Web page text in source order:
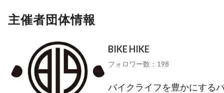
主催者団体情報
BIKE HIKE
フォロワー数：198
バイクライフを豊かにする